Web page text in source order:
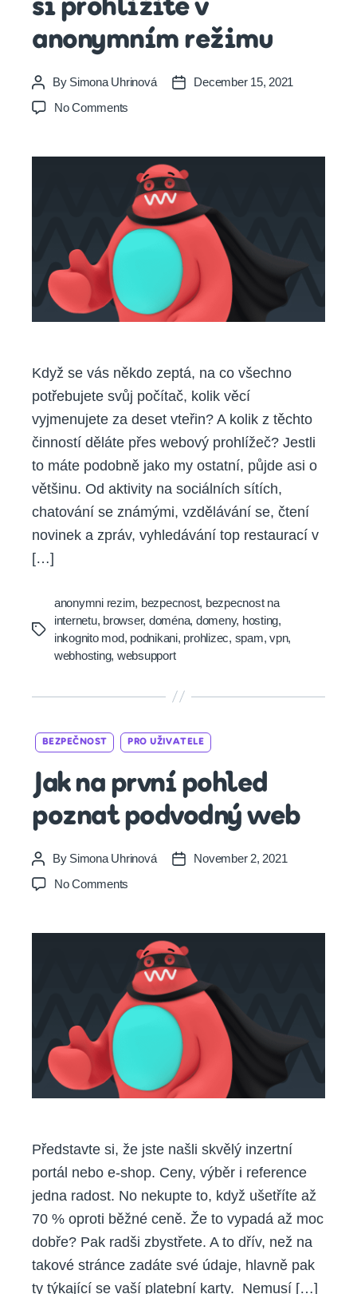
si prohlížíte v
anonymním režimu
Post
author
By Simona Uhrinová
PostDecember 15, 2021
No Comments
stránky,
které
si
prohlížíte
v
anonymním
Když se vás někdo zeptá, na co všechno
potřebujete svůj počítač, kolik věcí
vyjmenujete za deset vteřin? A kolik z těchto
činností děláte přes webový prohlížeč? Jestli
to máte podobně jako my ostatní, půjde asi o
většinu. Od aktivity na sociálních sítích,
chatování se známými, vzdělávání se, čtení
novinek a zpráv, vyhledávání top restaurací v
[…]
Tags
anonymni rezim, bezpecnost, bezpecnost na
internetu, browser, doména, domeny, hosting,
inkognito mod, podnikani, prohlizec, spam,vpn,
webhosting, websupport
Categories
BEZPEČNOST PRO UŽIVATELE
Jak na první pohled
poznat podvodný web
Post
author
By Simona Uhrinová
PostNovember 2, 2021
No Comments
první
pohled
poznat
podvodný
web
Představte si, že jste našli skvělý inzertní
portál nebo e-shop. Ceny, výběr i reference
jedna radost. No nekupte to, když ušetříte až
70 % oproti běžné ceně. Že to vypadá až moc
dobře? Pak radši zbystřete. A to dřív, než na
takové stránce zadáte své údaje, hlavně pak
ty týkající se vaší platební karty. Nemusí […]